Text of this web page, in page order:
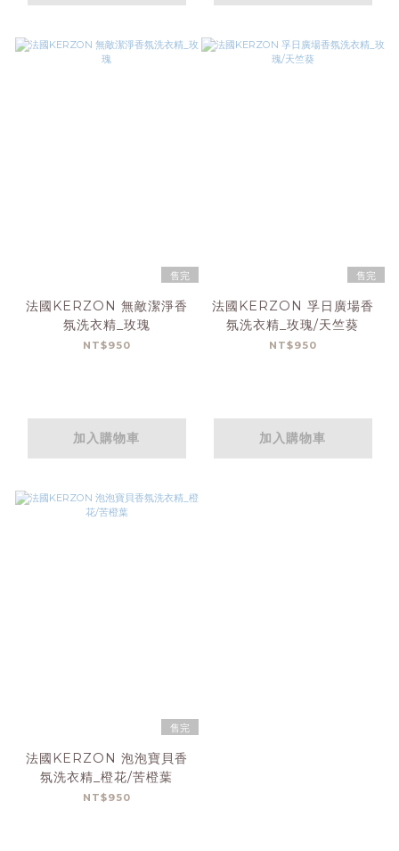
售完
法國KERZON 無敵潔淨香
氛洗衣精_玫瑰
NT$950
加入購物車
售完
法國KERZON 孚日廣場香
氛洗衣精_玫瑰/天竺葵
NT$950
加入購物車
售完
法國KERZON 泡泡寶貝香
氛洗衣精_橙花/苦橙葉
NT$950